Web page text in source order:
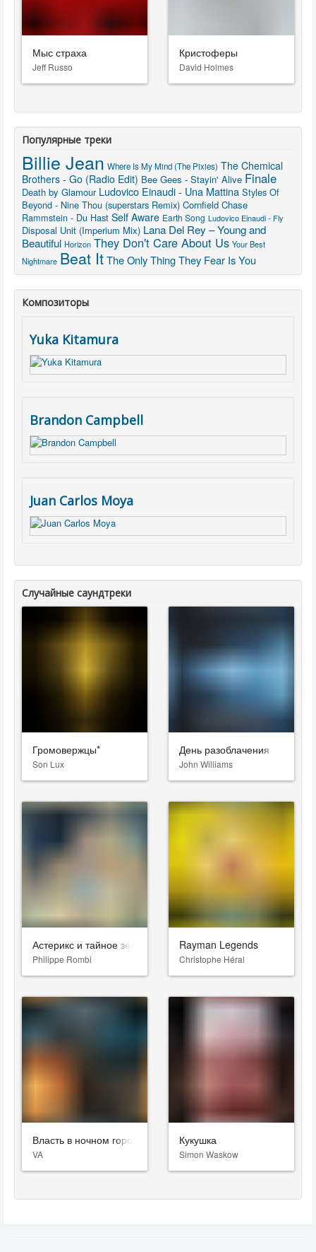
Мыс страха
Jeff Russo
Кристоферы
David Holmes
Популярные треки
Billie Jean Where Is My Mind (The Pixies) The Chemical
Brothers - Go (Radio Edit) Bee Gees - Stayin' Alive Finale
Death by Glamour Ludovico Einaudi - Una Mattina Styles Of
Beyond - Nine Thou (superstars Remix) Cornfield Chase
Rammstein - Du Hast Self Aware Earth Song Ludovico Einaudi - Fly
Disposal Unit (Imperium Mix) Lana Del Rey – Young and
Beautiful Horizon They Don't Care About Us Your Best
Nightmare Beat ItThe Only Thing They Fear Is You
Композиторы
Yuka Kitamura
Brandon Campbell
Juan Carlos Moya
Случайные саундтреки
Громовержцы*
Son Lux
День разоблачения
John Williams
Астерикс и тайное зелье
Philippe Rombi
Rayman Legends
Christophe Héral
Власть в ночном городе. Книга четвёртая: Сила
VA
Кукушка
Simon Waskow